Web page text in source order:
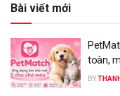
Bài viết mới
toàn,
BY